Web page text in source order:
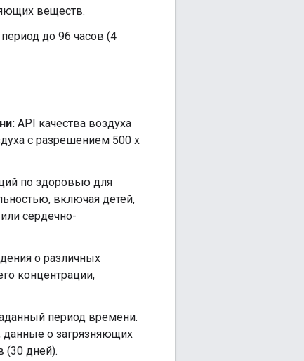
веществ.
до 96 часов (4
API качества воздуха
с разрешением 500 x
по здоровью для
включая детей,
сердечно-
о различных
концентрации,
период времени.
о загрязняющих
(30 дней).